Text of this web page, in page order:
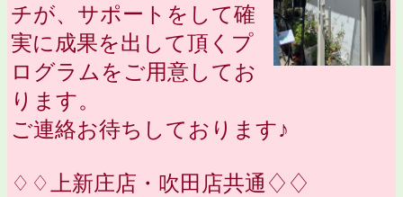
チが、サポートをして確
実に成果を出して頂くプ
ログラムをご用意してお
ります。
ご連絡お待ちしております♪
♢♢上新庄店・吹田店共通♢♢